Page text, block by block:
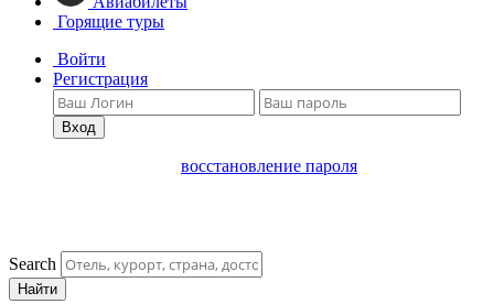
Горящие туры
Войти
Регистрация
Вход
восстановление пароля
Search
Найти